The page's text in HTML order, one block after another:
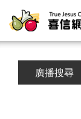
廣播搜尋